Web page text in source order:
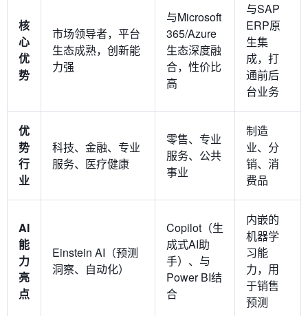
核
心
优
势
市场领导者，平台
生态成熟，创新能
力强
与Microsoft
365/Azure
生态深度融
合，性价比
高
与SAP
ERP原
生集
成，打
通前后
台业务
优
势
行
业
科技、金融、专业
服务、医疗健康
零售、专业
服务、公共
事业
制造
业、分
销、消
费品
AI
能
力
亮
点
Einstein AI（预测
洞察、自动化）
Copilot（生
成式AI助
手）、与
Power BI结
合
内嵌的
机器学
习能
力，用
于销售
预测